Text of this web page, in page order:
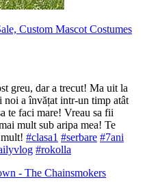
greu, dar a trecut! Ma uit la
noi a învățat intr-un timp atât
te faci mare! Vreau sa fii
mult sub aripa mea! Te
#clasa1 #serbare #7ani
#rokolla
- The Chainsmokers